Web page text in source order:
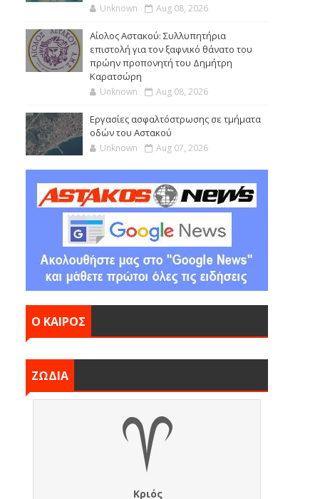
Unknown Aug 08, 2026
Αίολος Αστακού: Συλλυπητήρια
επιστολή για τον ξαφνικό θάνατο του
πρώην προπονητή του Δημήτρη
Καρατσώρη
Unknown Aug 08, 2026
Εργασίες ασφαλτόστρωσης σε τμήματα
οδών του Αστακού
Unknown Aug 07, 2026
Ο ΚΑΙΡΟΣ
ΖΩΔΙΑ